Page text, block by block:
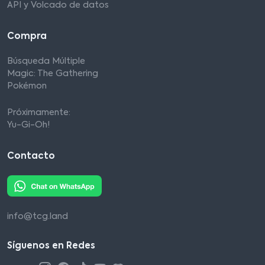
API y Volcado de datos
Compra
Búsqueda Múltiple
Magic: The Gathering
Pokémon
Próximamente:
Yu-Gi-Oh!
Contacto
info@tcg.land
Síguenos en Redes